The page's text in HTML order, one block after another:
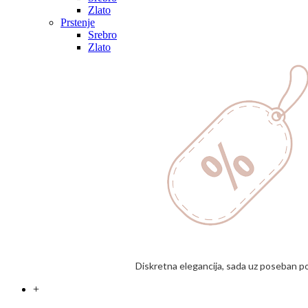
Zlato
Prstenje
Srebro
Zlato
Diskretna elegancija, sada uz poseban
+